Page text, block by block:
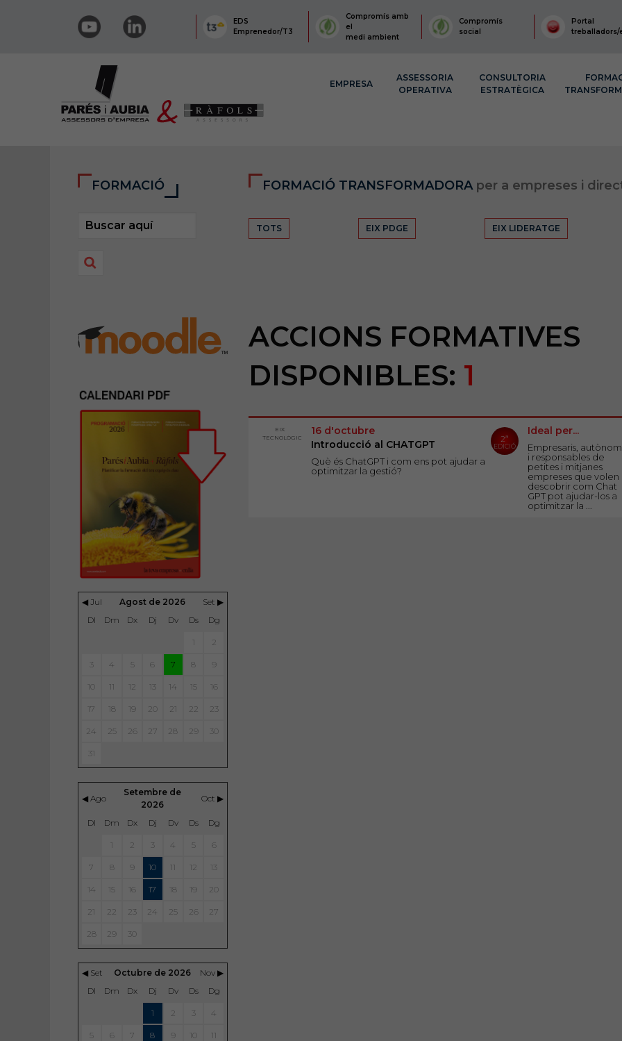
EDS
Emprenedor/T3
Compromís amb
el
medi ambient
Compromís
social
Portal
treballadors/
EMPRESA
ASSESSORIA
OPERATIVA
CONSULTORIA
ESTRATÈGICA
FORMACIÓ FORMACIÓ TRANSFORMADORA per a empreses i
TOTS EIX PDGE EIX LIDERATGE
◀ Jul Agost de 2026
Set ▶
Dl
Dm Dx Dj Dv Ds Dg
1 2
3 4 5 6 7 8 9
10 11 12 13 14 15 16
17 18 19 20 21 22 23
24 25 26 27 28 29 30
31
◀ Ago
Setembre de
2026
Oct ▶
Dl Dm Dx Dj Dv Ds Dg
1 2 3 4 5 6
7 8 9 10 11 12 13
14 15 16 17 18 19 20
21 22 23 24 25 26 27
28 29 30
◀ Set Octubre de 2026
Nov ▶
Dl
Dm Dx Dj Dv Ds Dg
1 2 3 4
5 6 7 8 9 10 11
ACCIONS FORMATIVES
DISPONIBLES: 1
EIX
TECNOLÒGIC
16 d'octubre
Introducció al CHATGPT
Què és ChatGPT i com ens pot ajudar a
optimitzar la gestió?
2ª
EDICIÓ
Ideal per...
Empresaris,
i responsables de
petites i mitjanes
empreses que volen
descobrir com Chat
GPT pot ajudar-los a
optimitzar la ...